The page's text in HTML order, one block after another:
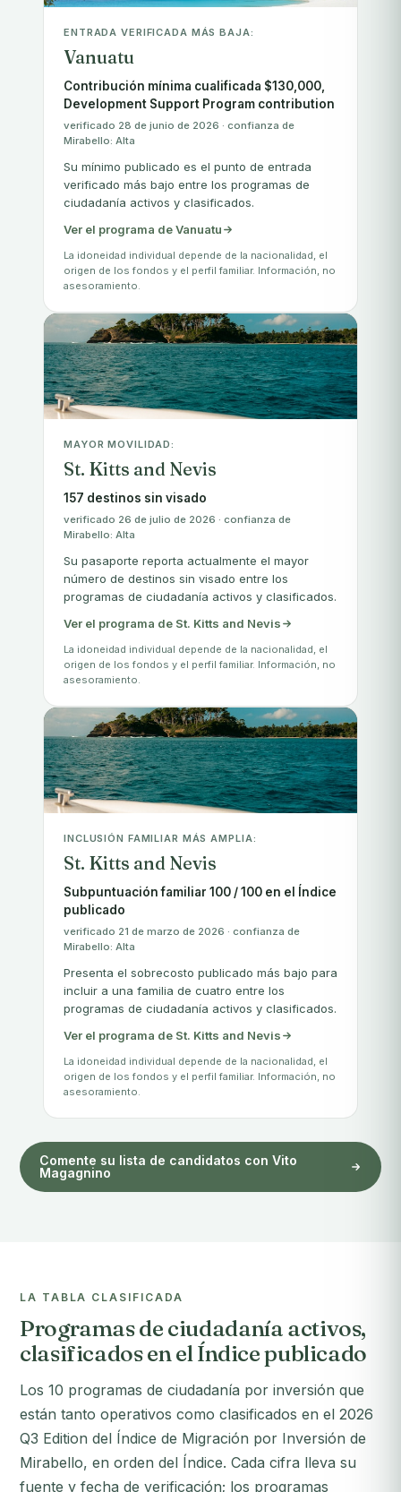
ENTRADA VERIFICADA MÁS BAJA:
Vanuatu
Contribución mínima cualificada $130,000,
Development Support Program contribution
verificado 28 de junio de 2026 · confianza de
Mirabello: Alta
Su mínimo publicado es el punto de entrada
verificado más bajo entre los programas de
ciudadanía activos y clasificados.
Ver el programa de Vanuatu
La idoneidad individual depende de la nacionalidad, el
origen de los fondos y el perfil familiar. Información, no
asesoramiento.
MAYOR MOVILIDAD:
St. Kitts and Nevis
157 destinos sin visado
verificado 26 de julio de 2026 · confianza de
Mirabello: Alta
Su pasaporte reporta actualmente el mayor
número de destinos sin visado entre los
programas de ciudadanía activos y clasificados.
Ver el programa de St. Kitts and Nevis
La idoneidad individual depende de la nacionalidad, el
origen de los fondos y el perfil familiar. Información, no
asesoramiento.
INCLUSIÓN FAMILIAR MÁS AMPLIA:
St. Kitts and Nevis
Subpuntuación familiar 100 / 100 en el Índice
publicado
verificado 21 de marzo de 2026 · confianza de
Mirabello: Alta
Presenta el sobrecosto publicado más bajo para
incluir a una familia de cuatro entre los
programas de ciudadanía activos y clasificados.
Ver el programa de St. Kitts and Nevis
La idoneidad individual depende de la nacionalidad, el
origen de los fondos y el perfil familiar. Información, no
asesoramiento.
Comente su lista de candidatos con Vito
Magagnino
LA TABLA CLASIFICADA
Programas de ciudadanía activos,
clasificados en el Índice publicado
Los 10 programas de ciudadanía por inversión que
están tanto operativos como clasificados en el 2026
Q3 Edition del Índice de Migración por Inversión de
Mirabello, en orden del Índice. Cada cifra lleva su
fuente y fecha de verificación; los programas